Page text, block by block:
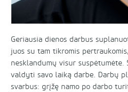
Geriausia dienos darbus
juos su tam tikromis
nesklandumų visur suspėtumėte.
valdyti savo laiką darbe. Darbų
svarbus: grįžę namo po darbo